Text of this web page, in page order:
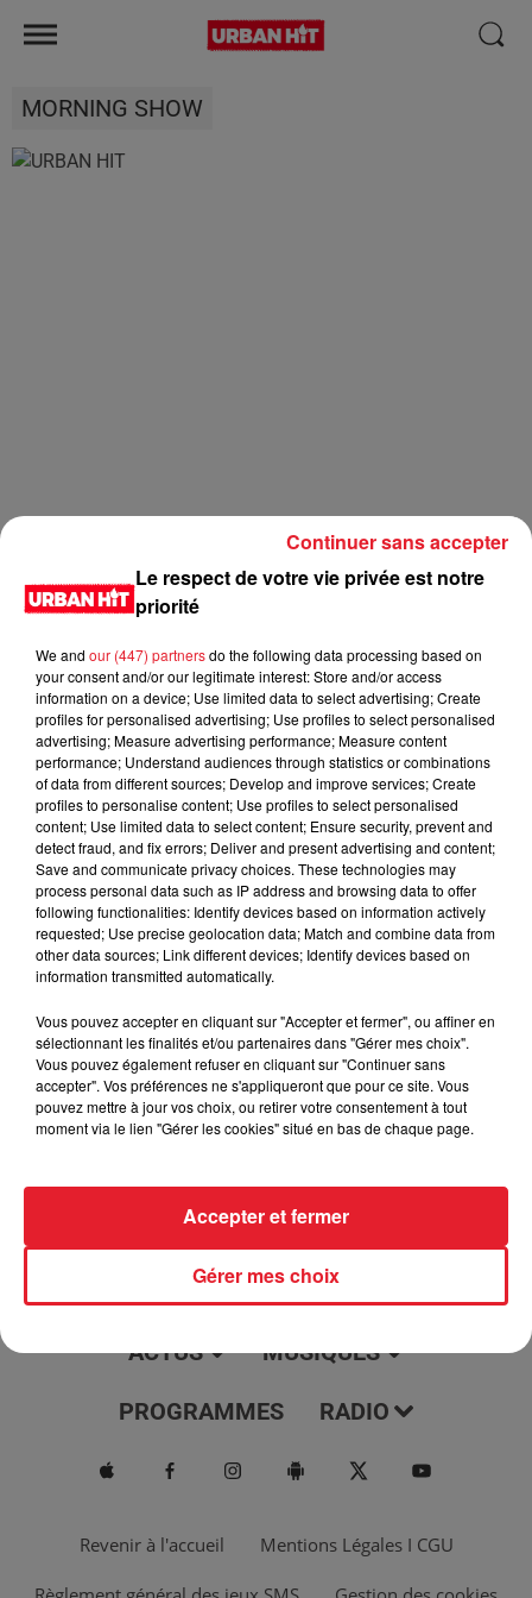
MORNING SHOW
0:00 4 min 41 sec
18 février 2021 - 4 min 41 sec
Relance Sondage du 19/02/2021
Du lundi au vendredi, de 6h à 09h, retrouvez Evan, Sandro,
Aline et Laura pour vous réveiller sur Urban hit. Au
programme : le jeu des 30 secondes chrono, le sondage du
jour, l'info moulaga, le saviez-vous...
ACTUS MUSIQUES
PROGRAMMES RADIO
Revenir à l'accueil Mentions Légales I CGU
Le respect de votre vie privée est notre
priorité
We and our (447) partnersdo the following data processing based on
your consent and/or our legitimate interest: Store and/or access
information on a device; Use limited data to select advertising; Create
profiles for personalised advertising; Use profiles to select personalised
advertising; Measure advertising performance; Measure content
performance; Understand audiences through statistics or combinations
of data from different sources; Develop and improve services; Create
profiles to personalise content; Use profiles to select personalised
content; Use limited data to select content; Ensure security, prevent and
detect fraud, and fix errors; Deliver and present advertising and content;
Save and communicate privacy choices. These technologies may
process personal data such as IP address and browsing data to offer
following functionalities: Identify devices based on information actively
requested; Use precise geolocation data; Match and combine data from
other data sources; Link different devices; Identify devices based on
information transmitted automatically.
Vous pouvez accepter en cliquant sur "Accepter et fermer", ou affiner en
sélectionnant les finalités et/ou partenaires dans "Gérer mes choix".
Vous pouvez également refuser en cliquant sur "Continuer sans
accepter". Vos préférences ne s'appliqueront que pour ce site. Vous
pouvez mettre à jour vos choix, ou retirer votre consentement à tout
moment via le lien "Gérer les cookies" situé en bas de chaque page.
Gérer mes choix
Accepter et fermer
Continuer sans accepter